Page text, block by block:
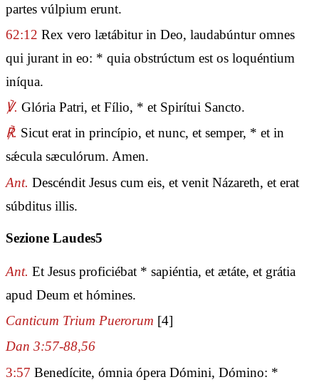
partes vúlpium erunt.
62:12 Rex vero lætábitur in Deo, laudabúntur omnes
qui jurant in eo: * quia obstrúctum est os loquéntium
iníqua.
℣. Glória Patri, et Fílio, * et Spirítui Sancto.
℟. Sicut erat in princípio, et nunc, et semper, * et in
sǽcula sæculórum. Amen.
Ant. Descéndit Jesus cum eis, et venit Názareth, et erat
súbditus illis.
Sezione Laudes5
Ant. Et Jesus proficiébat * sapiéntia, et ætáte, et grátia
apud Deum et hómines.
Canticum Trium Puerorum [4]
Dan 3:57-88,56
3:57 Benedícite, ómnia ópera Dómini, Dómino: *